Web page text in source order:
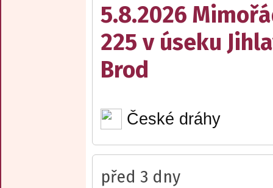
5.8.2026
225 v úseku
Brod
České dráhy
před 3 dny